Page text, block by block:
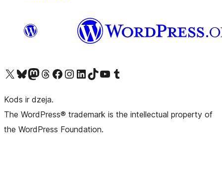
Apmeklējiet mūsu X (agrāk Twitter) kontu
Apmeklējiet mūsu Bluesky kontu
Apmeklējiet mūsu Mastodon kontu
Apmeklējiet mūsu Threads kontu
Apmeklējiet mūsu Facebook lapuApmeklējiet mūsu Instagram kontu
Apmeklējiet mūsu LinkedIn kontu
Apmeklējiet mūsu TikTok kontu
Apmeklējiet mūsu YouTube kanālu
Apmeklējiet mūsu Tumblr kontu
Kods ir dzeja.
The WordPress® trademark is the intellectual property of
the WordPress Foundation.